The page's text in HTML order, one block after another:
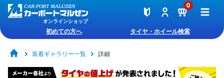
オンラインショップ
0
初めての方へ タイヤ・ホイール検索
装着ギャラリー一覧 詳細